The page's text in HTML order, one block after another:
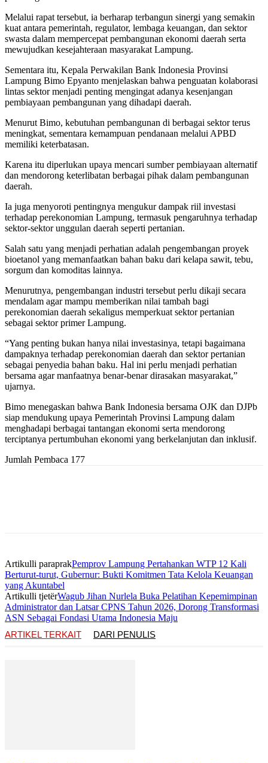
Melalui rapat tersebut, ia berharap terbangun sinergi yang semakin
kuat antara pemerintah, regulator, lembaga keuangan, dan sektor
swasta dalam mempercepat pembangunan ekonomi daerah serta
mewujudkan kesejahteraan masyarakat Lampung.
Sementara itu, Kepala Perwakilan Bank Indonesia Provinsi
Lampung Bimo Epyanto menjelaskan bahwa penguatan kolaborasi
lintas sektor menjadi penting mengingat adanya kesenjangan
pembiayaan pembangunan yang dihadapi daerah.
Menurut Bimo, kebutuhan pembangunan di berbagai sektor terus
meningkat, sementara kemampuan pendanaan melalui APBD
memiliki keterbatasan.
Karena itu diperlukan upaya mencari sumber pembiayaan alternatif
dan mendorong keterlibatan berbagai pihak dalam pembangunan
daerah.
Ia juga menyoroti pentingnya mengukur dampak riil investasi
terhadap perekonomian Lampung, termasuk pengaruhnya terhadap
sektor-sektor unggulan daerah seperti pertanian.
Salah satu yang menjadi perhatian adalah pengembangan proyek
bioetanol yang memanfaatkan bahan baku dari kelapa sawit, tebu,
sorgum dan komoditas lainnya.
Menurutnya, pengembangan industri tersebut perlu dikaji secara
mendalam agar mampu memberikan nilai tambah bagi
perekonomian daerah sekaligus memperkuat sektor pertanian
sebagai sektor primer Lampung.
“Yang penting bukan hanya nilai investasinya, tetapi bagaimana
dampaknya terhadap perekonomian daerah dan sektor pertanian
sebagai penyedia bahan baku. Hal ini perlu menjadi perhatian
bersama agar manfaatnya benar-benar dirasakan masyarakat,”
ujarnya.
Bimo menegaskan bahwa Bank Indonesia bersama OJK dan DJPb
siap mendukung upaya Pemerintah Provinsi Lampung dalam
menghadapi berbagai tantangan ekonomi serta mendorong
terciptanya pertumbuhan ekonomi yang berkelanjutan dan inklusif.
Jumlah Pembaca 177
Artikulli paraprakPemprov Lampung Pertahankan WTP 12 Kali
Berturut-turut, Gubernur: Bukti Komitmen Tata Kelola Keuangan
yang Akuntabel
Artikulli tjetërWagub Jihan Nurlela Buka Pelatihan Kepemimpinan
Administrator dan Latsar CPNS Tahun 2026, Dorong Transformasi
ASN Sebagai Fondasi Utama Indonesia Maju
ARTIKEL TERKAIT
DARI PENULIS